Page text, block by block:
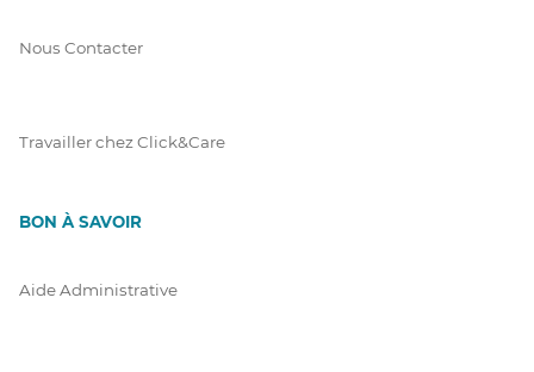
Nous Contacter
Travailler chez Click&Care
BON À SAVOIR
Aide Administrative